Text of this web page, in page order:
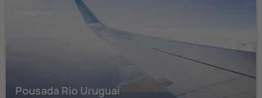
Pousada Rio Uruguai